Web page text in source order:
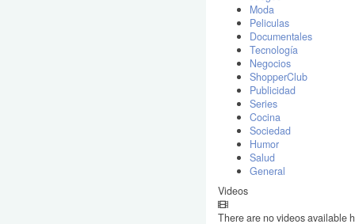
Moda
Peliculas
Documentales
Tecnología
Negocios
ShopperClub
Publicidad
Series
Cocina
Sociedad
Humor
Salud
General
Videos
There are no videos available